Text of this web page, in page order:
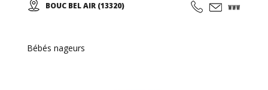
BOUC BEL AIR (13320)
Bébés nageurs